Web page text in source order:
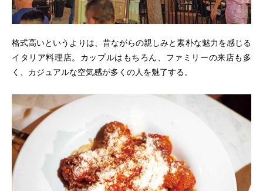
格式高いというよりは、昔ながらの親しみと素朴な魅力を感じる
イタリア料理店。カップルはもちろん、ファミリーの来店も多
く、カジュアルな空気感が多くの人を魅了する。